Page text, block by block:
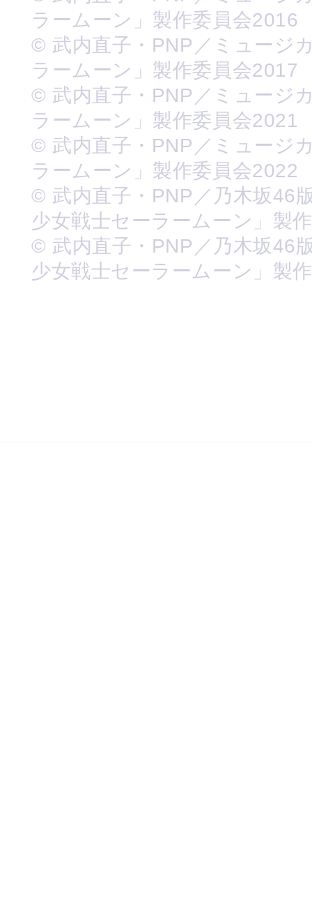
ラームーン」製作委員会2016
© 武内直子・PNP／ミュージ
ラームーン」製作委員会2017
© 武内直子・PNP／ミュージ
ラームーン」製作委員会2021
© 武内直子・PNP／ミュージ
ラームーン」製作委員会2022
© 武内直子・PNP／乃木坂46
少女戦士セーラームーン」製
© 武内直子・PNP／乃木坂46
少女戦士セーラームーン」製